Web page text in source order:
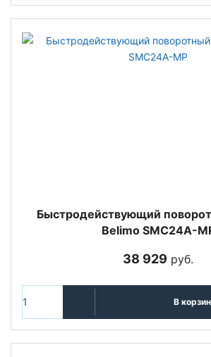
Быстродействующий
Belimo SMC24A-
38 929 руб.
В